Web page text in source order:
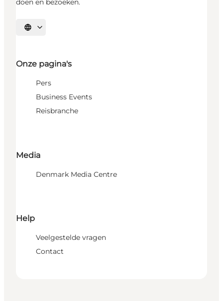
doen en bezoeken.
Selecteer taal
Onze pagina's
Pers
Business Events
Reisbranche
Media
Denmark Media Centre
Help
Veelgestelde vragen
Contact